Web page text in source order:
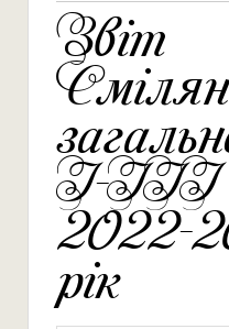
І-
2022-
рік